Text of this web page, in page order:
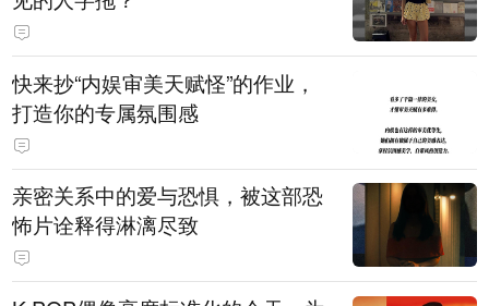
快来抄“内娱审美天赋怪”的作业，
打造你的专属氛围感
亲密关系中的爱与恐惧，被这部恐
怖片诠释得淋漓尽致